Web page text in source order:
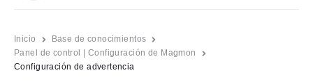
Inicio
Base de conocimientos
Panel de control | Configuración de Magmon
Configuración de advertencia